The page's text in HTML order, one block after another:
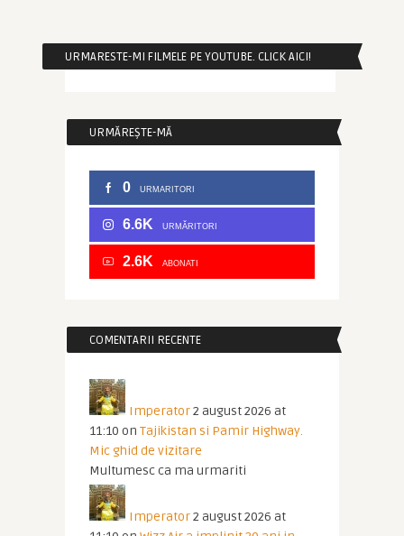
URMARESTE-MI FILMELE PE YOUTUBE. CLICK AICI!
URMĂREȘTE-MĂ
0 URMARITORI
6.6K URMĂRITORI
2.6K ABONATI
COMENTARII RECENTE
Imperator2 august 2026 at
11:10 on Tajikistan si Pamir Highway.
Mic ghid de vizitare
Multumesc ca ma urmariti
Imperator2 august 2026 at